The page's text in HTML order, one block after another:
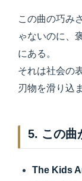
この曲の巧み
ゃないのに、
にある。
それは社会の
刃物を滑り込
5. この曲
The Kids